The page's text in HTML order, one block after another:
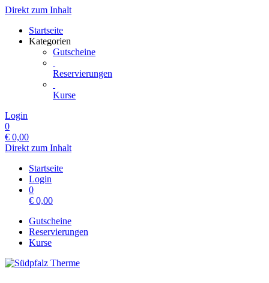
Direkt zum Inhalt
Startseite
Kategorien
Gutscheine
Reservierungen
Kurse
Login
0
€ 0,00
Direkt zum Inhalt
Startseite
Login
0
€ 0,00
Gutscheine
Reservierungen
Kurse